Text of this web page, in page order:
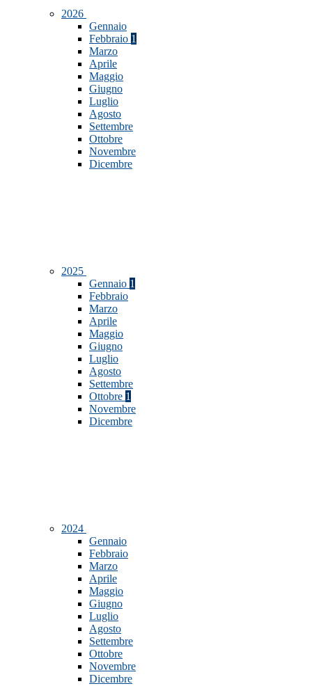
2026
Gennaio
Febbraio 1
Marzo
Aprile
Maggio
Giugno
Luglio
Agosto
Settembre
Ottobre
Novembre
Dicembre
2025
Gennaio 1
Febbraio
Marzo
Aprile
Maggio
Giugno
Luglio
Agosto
Settembre
Ottobre 1
Novembre
Dicembre
2024
Gennaio
Febbraio
Marzo
Aprile
Maggio
Giugno
Luglio
Agosto
Settembre
Ottobre
Novembre
Dicembre